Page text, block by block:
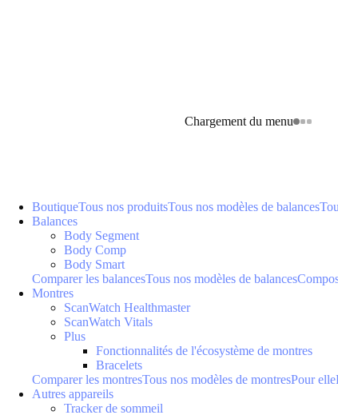
Chargement du menu
BoutiqueTous nos produitsTous nos modèles de balances
Balances
Body Segment
Body Comp
Body Smart
Comparer les balancesTous nos modèles de balances
Montres
ScanWatch Healthmaster
ScanWatch Vitals
Plus
Fonctionnalités de l'écosystème de montres
Bracelets
Comparer les montresTous nos modèles de montresPour elle
Autres appareils
Tracker de sommeil